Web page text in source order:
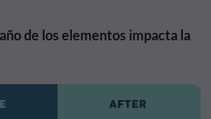
de los elementos impacta la